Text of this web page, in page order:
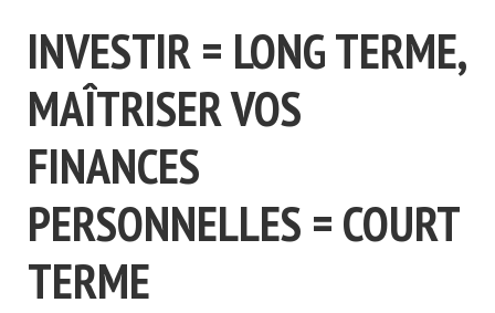
INVESTIR = LONG TERME,
MAÎTRISER VOS
FINANCES
PERSONNELLES = COURT
TERME